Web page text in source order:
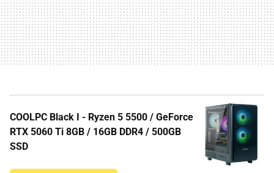
COOLPC Black I - Ryzen 5 5500 / GeForce
RTX 5060 Ti 8GB / 16GB DDR4 / 500GB
SSD